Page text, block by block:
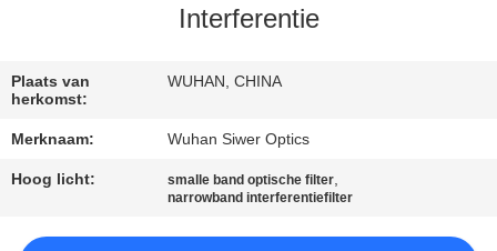
CONTACTEER
EEN
CITAAT
Interferentie
Plaats van
herkomst:
WUHAN, CHINA
Merknaam: Wuhan Siwer Optics
Hoog licht: smalle band optische filter,
narrowband interferentiefilter